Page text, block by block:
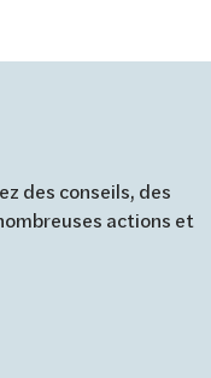
des conseils, des
actions et